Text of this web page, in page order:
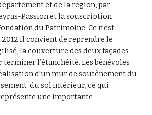
et de la région, par
Passion et la souscription
du Patrimoine. Ce n’est
2012 il convient de reprendre le
la couverture des deux façades
terminer l’étanchéité. Les bénévoles
d’un mur de soutènement du
du sol intérieur, ce qui
une importante